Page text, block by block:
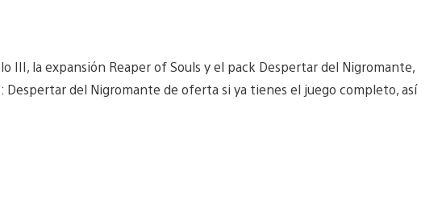
III, la expansión Reaper of Souls y el pack Despertar del Nigromante,
Despertar del Nigromante de oferta si ya tienes el juego completo, así